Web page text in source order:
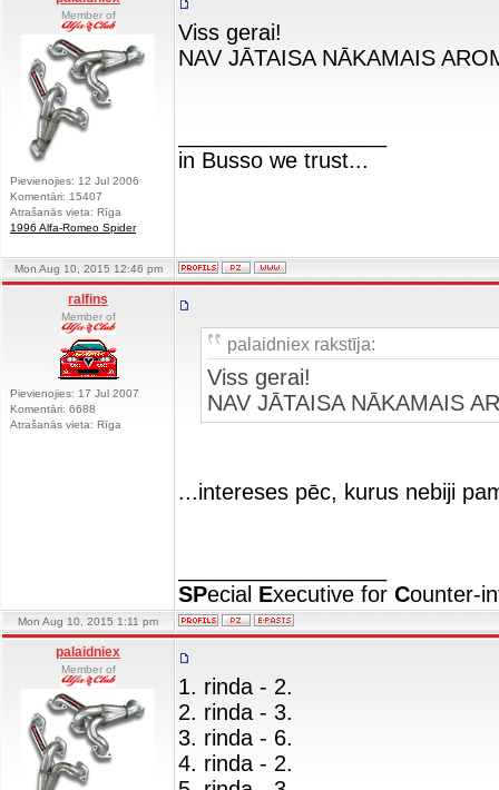
Member of
Pievienojies: 12 Jul 2006
Komentāri: 15407
Atrašanās vieta: Rīga
1996 Alfa-Romeo Spider
Viss gerai!
NAV JĀTAISA NĀKAMAIS
in Busso we trust...
Mon Aug 10, 2015 12:46 pm
ralfins
Member of
Pievienojies: 17 Jul 2007
Komentāri: 6688
Atrašanās vieta: Rīga
palaidniex rakstīja:
Viss gerai!
NAV JĀTAISA NĀKAMAIS
...intereses pēc, kurus nebiji
SPecial Executive for Counter-
Mon Aug 10, 2015 1:11 pm
palaidniex
Member of
1. rinda - 2.
2. rinda - 3.
3. rinda - 6.
4. rinda - 2.